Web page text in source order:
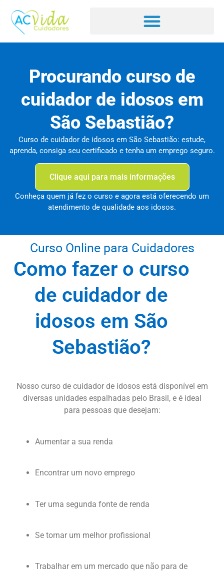
Procurando curso de
cuidador de idosos em
São Sebastião?
Curso de cuidador de idosos em São Sebastião: estude,
aprenda, consiga seu certificado e tenha um emprego seguro.
Clique aqui para mais informações
Conheça quem já fez o curso e agora está oferecendo um
atendimento de qualidade aos idosos.
Curso Online para Cuidadores
Como fazer o curso
de cuidador de
idosos em São
Sebastião?
Nosso curso de cuidador de idosos está disponível em
diversas unidades espalhadas pelo Brasil, e é ideal
para pessoas que desejam:
Aumentar a sua renda
Encontrar um novo emprego
Ter uma segunda fonte de renda
Se tornar um melhor profissional
Trabalhar em um mercado que não para de